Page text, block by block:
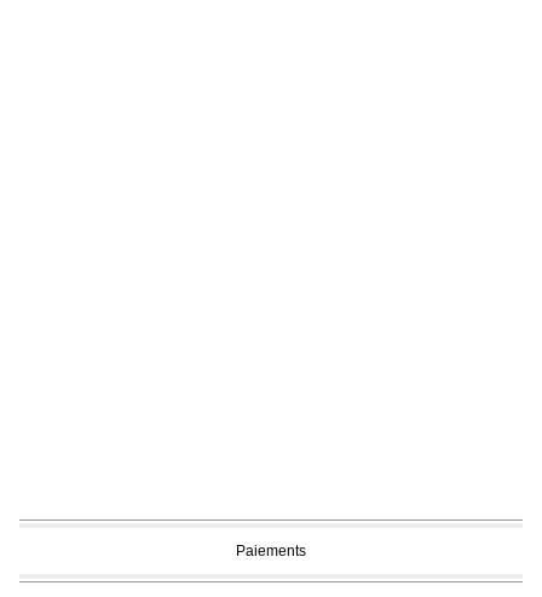
Paiements